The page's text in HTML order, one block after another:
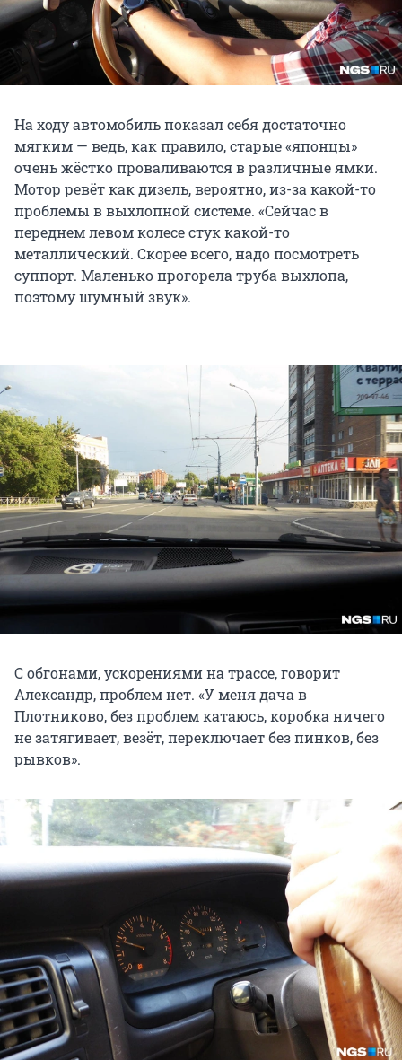
На ходу автомобиль показал себя достаточно
мягким — ведь, как правило, старые «японцы»
очень жёстко проваливаются в различные ямки.
Мотор ревёт как дизель, вероятно, из-за какой-то
проблемы в выхлопной системе. «Сейчас в
переднем левом колесе стук какой-то
металлический. Скорее всего, надо посмотреть
суппорт. Маленько прогорела труба выхлопа,
поэтому шумный звук».
С обгонами, ускорениями на трассе, говорит
Александр, проблем нет. «У меня дача в
Плотниково, без проблем катаюсь, коробка ничего
не затягивает, везёт, переключает без пинков, без
рывков».